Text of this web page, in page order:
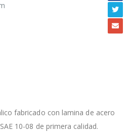
fabricado con lamina de acero
10-08 de primera calidad.